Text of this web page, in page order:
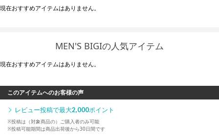
現在おすすめアイテムはありません。
MEN'S BIGIの人気アイテム
現在おすすめアイテムはありません。
このアイテムへのお客様の声
レビュー投稿で最大2,000ポイント
※投稿は（対象商品の）ご購入者のみ可能
※投稿可能期間は商品出荷後から30日間です